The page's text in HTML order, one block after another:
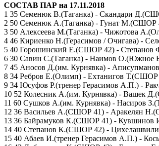
СОСТАВ ПАР на 17.11.2018
1 35 Семенюк В.(Таганка) - Скандари
2 50 Семенюк А.(Таганка) - Гунат М.(СШОР
3 50 Алексеева М.(Таганка) - Чижотова
4 46 Кириенко Н.(Герасимов / Очигава) -
5 40 Горошинский Е.(СШОР 42) - Степанов
6 30 Савин С.(Таганка) - Наимов О.(Южное
7 45 Аносов Д.(им. Курнявка) -
8 34 Ребров Е.(Олимп) - Ехтанигов Т.(СШОР
9 34 Юсуфов Р.(тренер Герасимов А.П.) -
10 52 Колесник А.(им. Курнявка) - Вашек
11 60 Сушков А.(им. Курнявка) - Насиров
12 36 Васильев А.(СШОР 41) - Аракелян
13 36 Байрамуков К.(СШОР 41) - Кувшинов
14 40 Степанов К.(СШОР 42) -
15 40 Абаев И.(тренер Герасимов А.П.) -